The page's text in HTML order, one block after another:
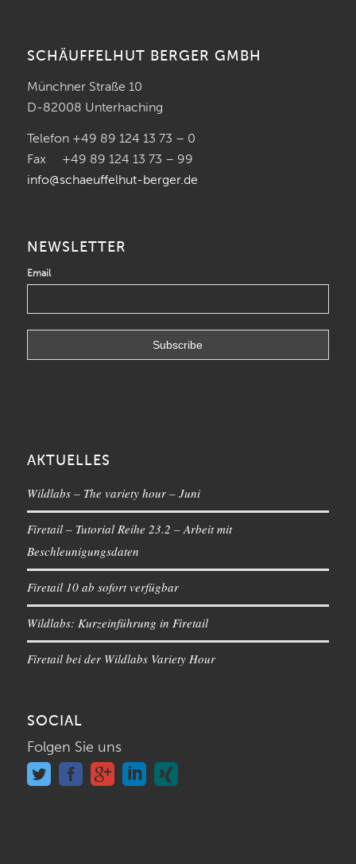
SCHÄUFFELHUT BERGER GMBH
Münchner Straße 10
D-82008 Unterhaching
Telefon +49 89 124 13 73 – 0
Fax +49 89 124 13 73 – 99
info@schaeuffelhut-berger.de
NEWSLETTER
Email
AKTUELLES
Wildlabs – The variety hour – Juni
Firetail – Tutorial Reihe 23.2 – Arbeit mit
Beschleunigungsdaten
Firetail 10 ab sofort verfügbar
Wildlabs: Kurzeinführung in Firetail
Firetail bei der Wildlabs Variety Hour
SOCIAL
Folgen Sie uns